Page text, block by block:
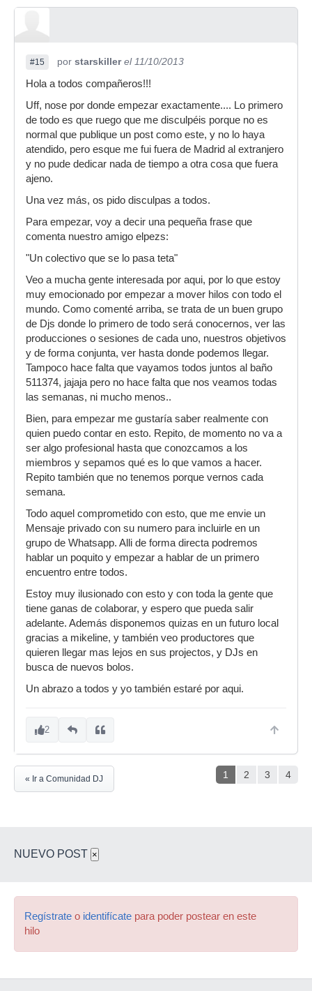
#15 por starskiller el 11/10/2013
Hola a todos compañeros!!!
Uff, nose por donde empezar exactamente.... Lo primero
de todo es que ruego que me disculpéis porque no es
normal que publique un post como este, y no lo haya
atendido, pero esque me fui fuera de Madrid al extranjero
y no pude dedicar nada de tiempo a otra cosa que fuera
ajeno.
Una vez más, os pido disculpas a todos.
Para empezar, voy a decir una pequeña frase que
comenta nuestro amigo elpezs:
"Un colectivo que se lo pasa teta"
Veo a mucha gente interesada por aqui, por lo que estoy
muy emocionado por empezar a mover hilos con todo el
mundo. Como comenté arriba, se trata de un buen grupo
de Djs donde lo primero de todo será conocernos, ver las
producciones o sesiones de cada uno, nuestros objetivos
y de forma conjunta, ver hasta donde podemos llegar.
Tampoco hace falta que vayamos todos juntos al baño
511374, jajaja pero no hace falta que nos veamos todas
las semanas, ni mucho menos..
Bien, para empezar me gustaría saber realmente con
quien puedo contar en esto. Repito, de momento no va a
ser algo profesional hasta que conozcamos a los
miembros y sepamos qué es lo que vamos a hacer.
Repito también que no tenemos porque vernos cada
semana.
Todo aquel comprometido con esto, que me envie un
Mensaje privado con su numero para incluirle en un
grupo de Whatsapp. Alli de forma directa podremos
hablar un poquito y empezar a hablar de un primero
encuentro entre todos.
Estoy muy ilusionado con esto y con toda la gente que
tiene ganas de colaborar, y espero que pueda salir
adelante. Además disponemos quizas en un futuro local
gracias a mikeline, y también veo productores que
quieren llegar mas lejos en sus projectos, y DJs en
busca de nuevos bolos.
Un abrazo a todos y yo también estaré por aqui.
2
1 2 3 4
« Ir a Comunidad DJ
NUEVO POST ×
Regístrate o identifícate para poder postear en este
hilo